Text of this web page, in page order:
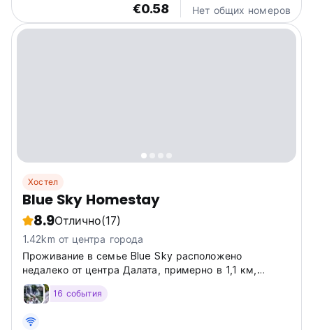
€0.58 Нет общих номеров
Хостел
Blue Sky Homestay
8.9Отлично(17)
1.42km от центра города
Проживание в семье Blue Sky расположено
недалеко от центра Далата, примерно в 1,1 км,
рядом с Crazy house, Vegetarian.
16 события